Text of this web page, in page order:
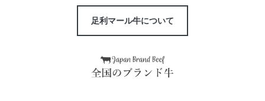
足利マール牛について